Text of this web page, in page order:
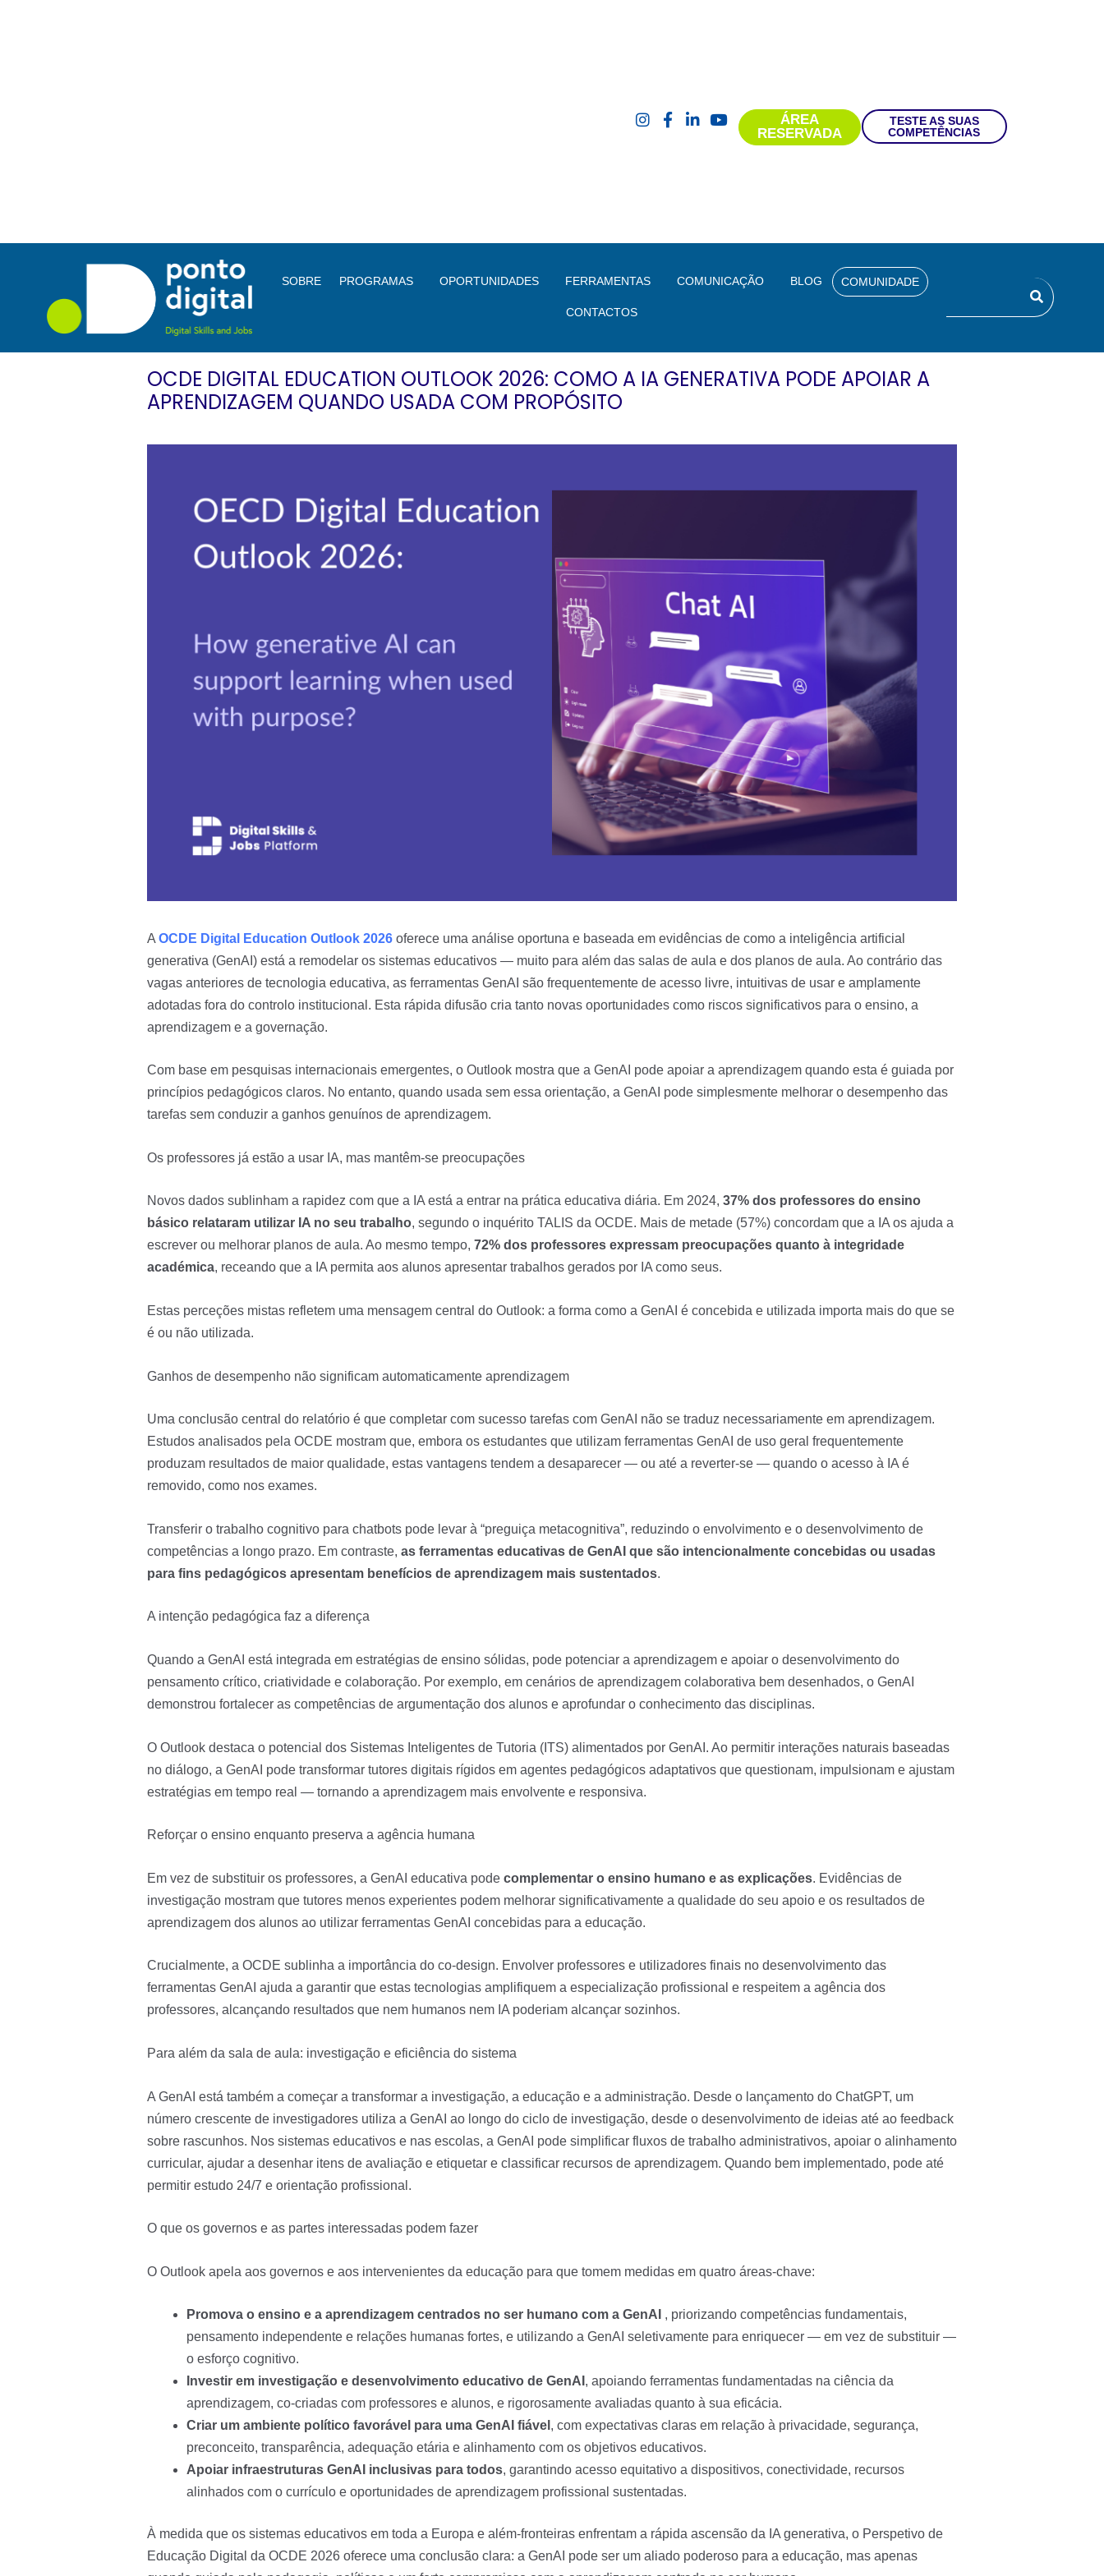
ÁREA
RESERVADA
TESTE AS SUAS
COMPETÊNCIAS
SOBRE PROGRAMAS OPORTUNIDADES FERRAMENTAS COMUNICAÇÃO BLOG COMUNIDADE
CONTACTOS
OCDE DIGITAL EDUCATION OUTLOOK 2026: COMO A IA GENERATIVA PODE APOIAR A
APRENDIZAGEM QUANDO USADA COM PROPÓSITO
A OCDE Digital Education Outlook 2026oferece uma análise oportuna e baseada em evidências de como a inteligência artificial
generativa (GenAI) está a remodelar os sistemas educativos — muito para além das salas de aula e dos planos de aula. Ao contrário das
vagas anteriores de tecnologia educativa, as ferramentas GenAI são frequentemente de acesso livre, intuitivas de usar e amplamente
adotadas fora do controlo institucional. Esta rápida difusão cria tanto novas oportunidades como riscos significativos para o ensino, a
aprendizagem e a governação.
Com base em pesquisas internacionais emergentes, o Outlook mostra que a GenAI pode apoiar a aprendizagem quando esta é guiada por
princípios pedagógicos claros. No entanto, quando usada sem essa orientação, a GenAI pode simplesmente melhorar o desempenho das
tarefas sem conduzir a ganhos genuínos de aprendizagem.
Os professores já estão a usar IA, mas mantêm-se preocupações
Novos dados sublinham a rapidez com que a IA está a entrar na prática educativa diária. Em 2024, 37% dos professores do ensino
básico relataram utilizar IA no seu trabalho, segundo o inquérito TALIS da OCDE. Mais de metade (57%) concordam que a IA os ajuda a
escrever ou melhorar planos de aula. Ao mesmo tempo, 72% dos professores expressam preocupações quanto à integridade
académica, receando que a IA permita aos alunos apresentar trabalhos gerados por IA como seus.
Estas perceções mistas refletem uma mensagem central do Outlook: a forma como a GenAI é concebida e utilizada importa mais do que se
é ou não utilizada.
Ganhos de desempenho não significam automaticamente aprendizagem
Uma conclusão central do relatório é que completar com sucesso tarefas com GenAI não se traduz necessariamente em aprendizagem.
Estudos analisados pela OCDE mostram que, embora os estudantes que utilizam ferramentas GenAI de uso geral frequentemente
produzam resultados de maior qualidade, estas vantagens tendem a desaparecer — ou até a reverter-se — quando o acesso à IA é
removido, como nos exames.
Transferir o trabalho cognitivo para chatbots pode levar à “preguiça metacognitiva”, reduzindo o envolvimento e o desenvolvimento de
competências a longo prazo. Em contraste, as ferramentas educativas de GenAI que são intencionalmente concebidas ou usadas
para fins pedagógicos apresentam benefícios de aprendizagem mais sustentados.
A intenção pedagógica faz a diferença
Quando a GenAI está integrada em estratégias de ensino sólidas, pode potenciar a aprendizagem e apoiar o desenvolvimento do
pensamento crítico, criatividade e colaboração. Por exemplo, em cenários de aprendizagem colaborativa bem desenhados, o GenAI
demonstrou fortalecer as competências de argumentação dos alunos e aprofundar o conhecimento das disciplinas.
O Outlook destaca o potencial dos Sistemas Inteligentes de Tutoria (ITS) alimentados por GenAI. Ao permitir interações naturais baseadas
no diálogo, a GenAI pode transformar tutores digitais rígidos em agentes pedagógicos adaptativos que questionam, impulsionam e ajustam
estratégias em tempo real — tornando a aprendizagem mais envolvente e responsiva.
Reforçar o ensino enquanto preserva a agência humana
Em vez de substituir os professores, a GenAI educativa pode complementar o ensino humano e as explicações. Evidências de
investigação mostram que tutores menos experientes podem melhorar significativamente a qualidade do seu apoio e os resultados de
aprendizagem dos alunos ao utilizar ferramentas GenAI concebidas para a educação.
Crucialmente, a OCDE sublinha a importância do co-design. Envolver professores e utilizadores finais no desenvolvimento das
ferramentas GenAI ajuda a garantir que estas tecnologias amplifiquem a especialização profissional e respeitem a agência dos
professores, alcançando resultados que nem humanos nem IA poderiam alcançar sozinhos.
Para além da sala de aula: investigação e eficiência do sistema
A GenAI está também a começar a transformar a investigação, a educação e a administração. Desde o lançamento do ChatGPT, um
número crescente de investigadores utiliza a GenAI ao longo do ciclo de investigação, desde o desenvolvimento de ideias até ao feedback
sobre rascunhos. Nos sistemas educativos e nas escolas, a GenAI pode simplificar fluxos de trabalho administrativos, apoiar o alinhamento
curricular, ajudar a desenhar itens de avaliação e etiquetar e classificar recursos de aprendizagem. Quando bem implementado, pode até
permitir estudo 24/7 e orientação profissional.
O que os governos e as partes interessadas podem fazer
O Outlook apela aos governos e aos intervenientes da educação para que tomem medidas em quatro áreas-chave:
Promova o ensino e a aprendizagem centrados no ser humano com a GenAI , priorizando competências fundamentais,
pensamento independente e relações humanas fortes, e utilizando a GenAI seletivamente para enriquecer — em vez de substituir —
o esforço cognitivo.
Investir em investigação e desenvolvimento educativo de GenAI , apoiando ferramentas fundamentadas na ciência da
aprendizagem, co-criadas com professores e alunos, e rigorosamente avaliadas quanto à sua eficácia.
Criar um ambiente político favorável para uma GenAI fiável , com expectativas claras em relação à privacidade, segurança,
preconceito, transparência, adequação etária e alinhamento com os objetivos educativos.
Apoiar infraestruturas GenAI inclusivas para todos, garantindo acesso equitativo a dispositivos, conectividade, recursos
alinhados com o currículo e oportunidades de aprendizagem profissional sustentadas.
À medida que os sistemas educativos em toda a Europa e além-fronteiras enfrentam a rápida ascensão da IA generativa, o Perspetivo de
Educação Digital da OCDE 2026 oferece uma conclusão clara: a GenAI pode ser um aliado poderoso para a educação, mas apenas